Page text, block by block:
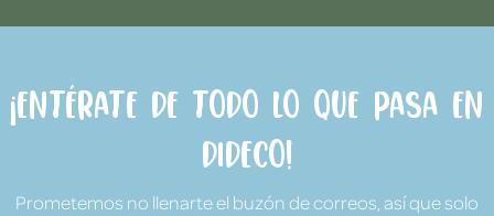
¡Entérate de todo lo que pasa en
Dideco!
Prometemos no llenarte el buzón de correos, así que solo